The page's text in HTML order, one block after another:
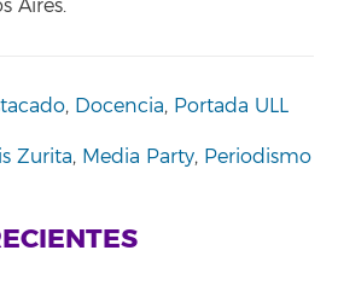
Aires.
, Docencia, Portada ULL
Zurita, Media Party, Periodismo